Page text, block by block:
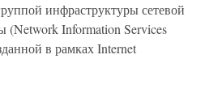
инфраструктуры сетевой
Information Services
в рамках Internet